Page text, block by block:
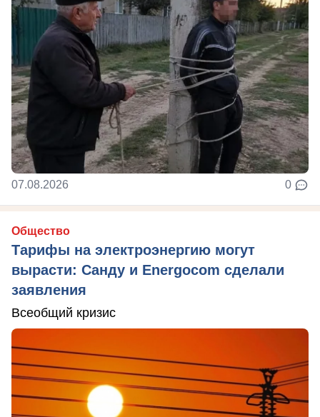
07.08.2026 0
Общество
Тарифы на электроэнергию могут
вырасти: Санду и Energocom сделали
заявления
Всеобщий кризис